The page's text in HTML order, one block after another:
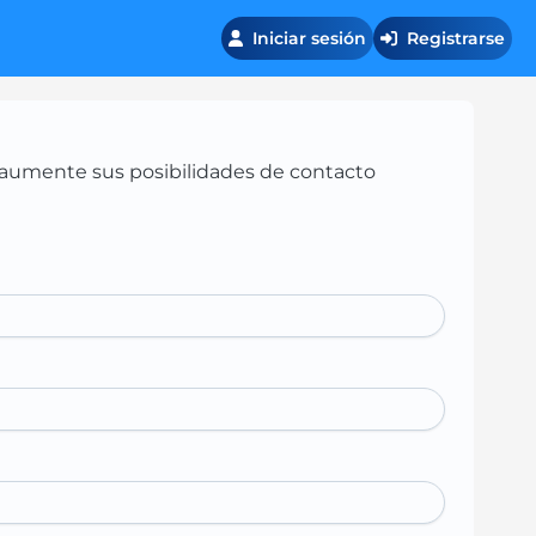
Iniciar sesión Registrarse
sus posibilidades de contacto